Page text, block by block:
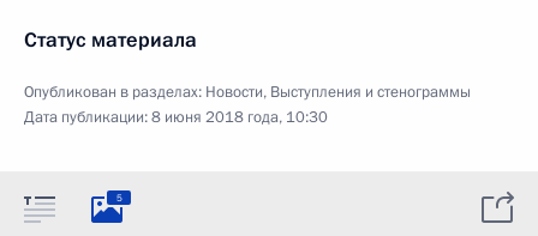
Статус материала
Опубликован в разделах: Новости, Выступления и стенограммы
Дата публикации:8 июня 2018 года, 10:30
5